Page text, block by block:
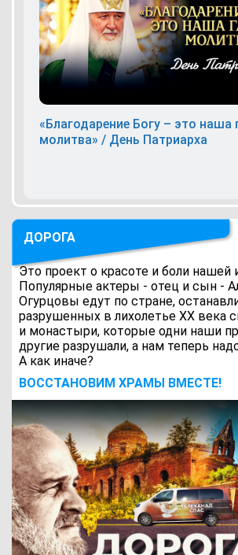
«Благодарение Богу – это наша
молитва» / День Патриарха
ДОРОГА
Это проект о красоте и боли нашей
Популярные актеры - отец и сын -
Огурцовы едут по стране,
разрушенных в лихолетье ХХ века
и монастыри, которые одни наши
другие разрушали, а нам теперь
А как иначе?
ВОCСТАНОВИМ ХРАМЫ ВМЕСТЕ!